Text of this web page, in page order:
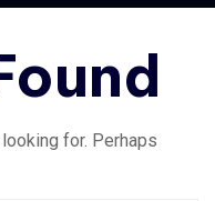
for. Perhaps